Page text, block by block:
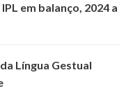
em balanço, 2024 a
Língua Gestual